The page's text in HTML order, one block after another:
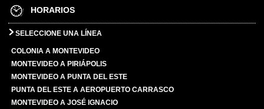
HORARIOS
SELECCIONE UNA LÍNEA
COLONIA A MONTEVIDEO
MONTEVIDEO A PIRIÁPOLIS
MONTEVIDEO A PUNTA DEL ESTE
PUNTA DEL ESTE A AEROPUERTO CARRASCO
MONTEVIDEO A JOSÉ IGNACIO